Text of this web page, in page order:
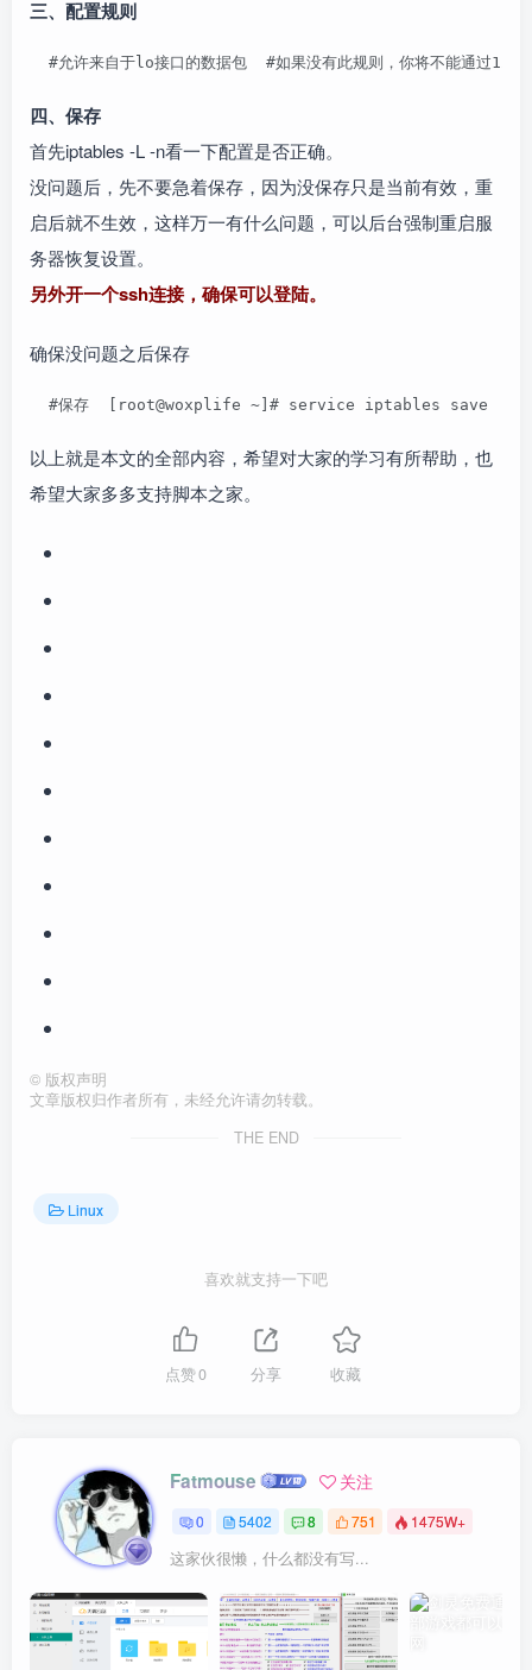
三、配置规则
#允许来自于lo接口的数据包  #如果没有此规则，你将不能
四、保存
首先iptables -L -n看一下配置是否正确。
没问题后，先不要急着保存，因为没保存只是当前有效，重
启后就不生效，这样万一有什么问题，可以后台强制重启服
务器恢复设置。
另外开一个ssh连接，确保可以登陆。
确保没问题之后保存
#保存  [root@woxplife ~]# service iptables save
以上就是本文的全部内容，希望对大家的学习有所帮助，也
希望大家多多支持脚本之家。
© 版权声明
文章版权归作者所有，未经允许请勿转载。
THE END
Linux
喜欢就支持一下吧
点赞0 分享 收藏
Fatmouse 关注
0 5402 8 751 1475W+
这家伙很懒，什么都没有写...